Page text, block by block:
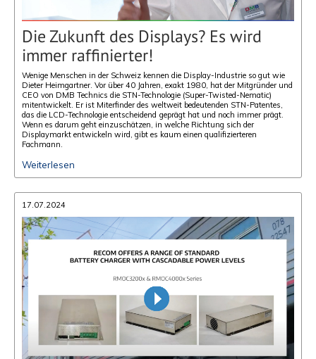
Die Zukunft des Displays? Es wird
immer raffinierter!
Wenige Menschen in der Schweiz kennen die Display-Industrie so gut wie
Dieter Heimgartner. Vor über 40 Jahren, exakt 1980, hat der Mitgründer und
CEO von DMB Technics die STN-Technologie (Super-Twisted-Nematic)
mitentwickelt. Er ist Miterfinder des weltweit bedeutenden STN-Patentes,
das die LCD-Technologie entscheidend geprägt hat und noch immer prägt.
Wenn es darum geht einzuschätzen, in welche Richtung sich der
Displaymarkt entwickeln wird, gibt es kaum einen qualifizierteren
Fachmann.
Weiterlesen
17.07.2024